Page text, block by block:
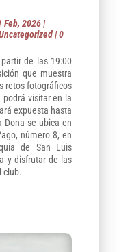
Feb, 2026|
| 0
de las 19:00
que muestra
retos fotográficos
podrá visitar en la
expuesta hasta
Dona se ubica en
número 8, en
de San Luis
y disfrutar de las
club.